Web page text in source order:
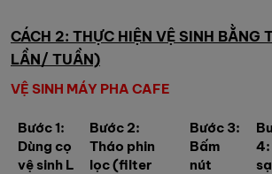
CÁCH 2: THỰC HIỆN VỆ SINH BẰNG
LẦN/ TUẦN)
VỆ SINH MÁY PHA CAFE
Bước 1:
Dùng cọ
vệ sinh L
Bước 2:
Tháo phin
lọc (filter
Bước 3:
Bấm
nút
4: